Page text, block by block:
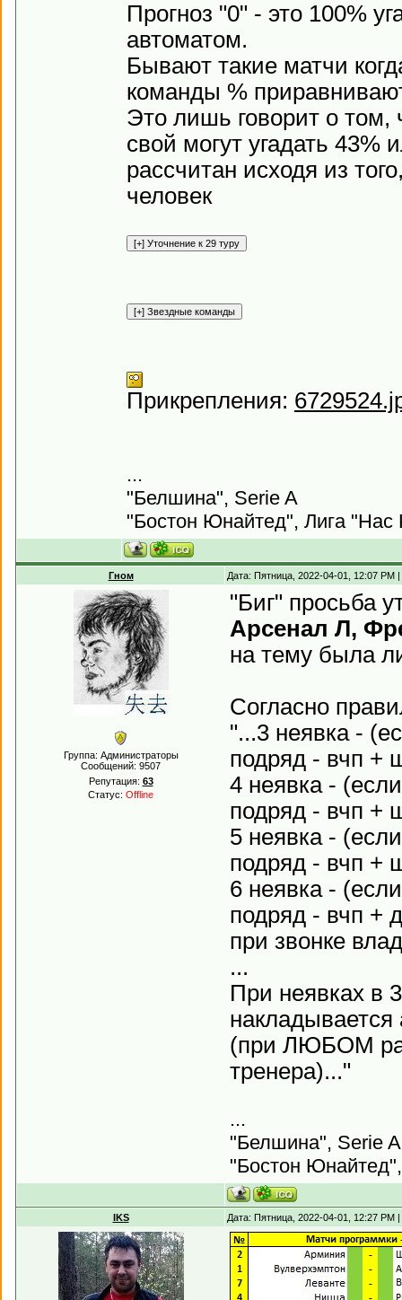
Прогноз "0" - это 100%
автоматом.
Бывают такие матчи
команды %
Это лишь говорит о том,
свой могут угадать 43%
рассчитан исходя из
человек
Прикрепления:
...
"Белшина", Serie A
"Бостон Юнайтед", Лига "Нас
Гном Дата: Пятница, 2022-04-01, 12:07
Группа: Администраторы
Сообщений: 9507
Репутация: 63
Статус: Offline
"Биг" просьба
Арсенал Л,
на тему была
Согласно
"...3 неявка -
подряд - вчп +
4 неявка -
подряд - вчп +
5 неявка -
подряд - вчп +
6 неявка -
подряд - вчп +
при звонке
...
При неявках в
(при ЛЮБОМ
тренера)..."
...
"Белшина", Serie A
"Бостон
IKS Дата: Пятница, 2022-04-01, 12:27